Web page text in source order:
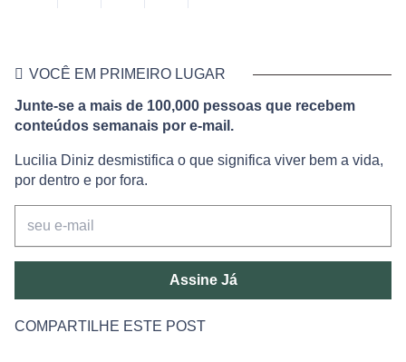
VOCÊ EM PRIMEIRO LUGAR
Junte-se a mais de 100,000 pessoas que recebem
conteúdos semanais por e-mail.
Lucilia Diniz desmistifica o que significa viver bem a vida,
por dentro e por fora.
Assine Já
COMPARTILHE ESTE POST